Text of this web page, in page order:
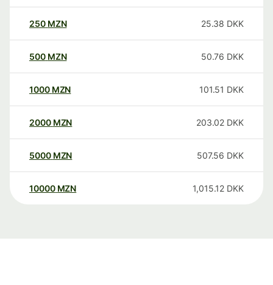
250 MZN 25.38 DKK
500 MZN 50.76 DKK
1000 MZN 101.51 DKK
2000 MZN 203.02 DKK
5000 MZN 507.56 DKK
10000 MZN 1,015.12 DKK